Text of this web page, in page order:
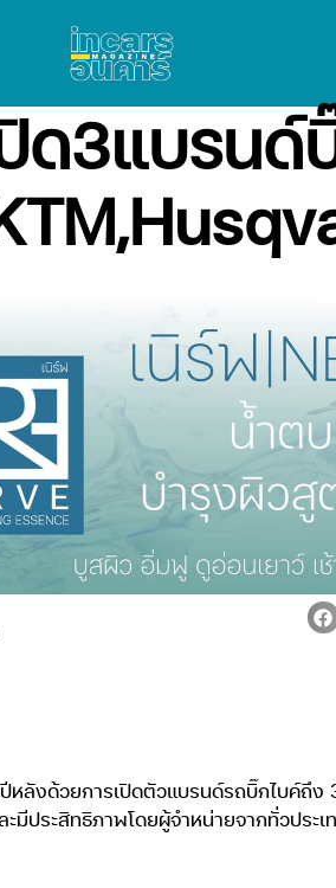
ด3แบรนด์
ลังด้วยการเปิดตัวแบรนด์รถบิ๊กไบค์ถึง
ประสิทธิภาพโดยผู้จำหน่ายจากทั่วประ